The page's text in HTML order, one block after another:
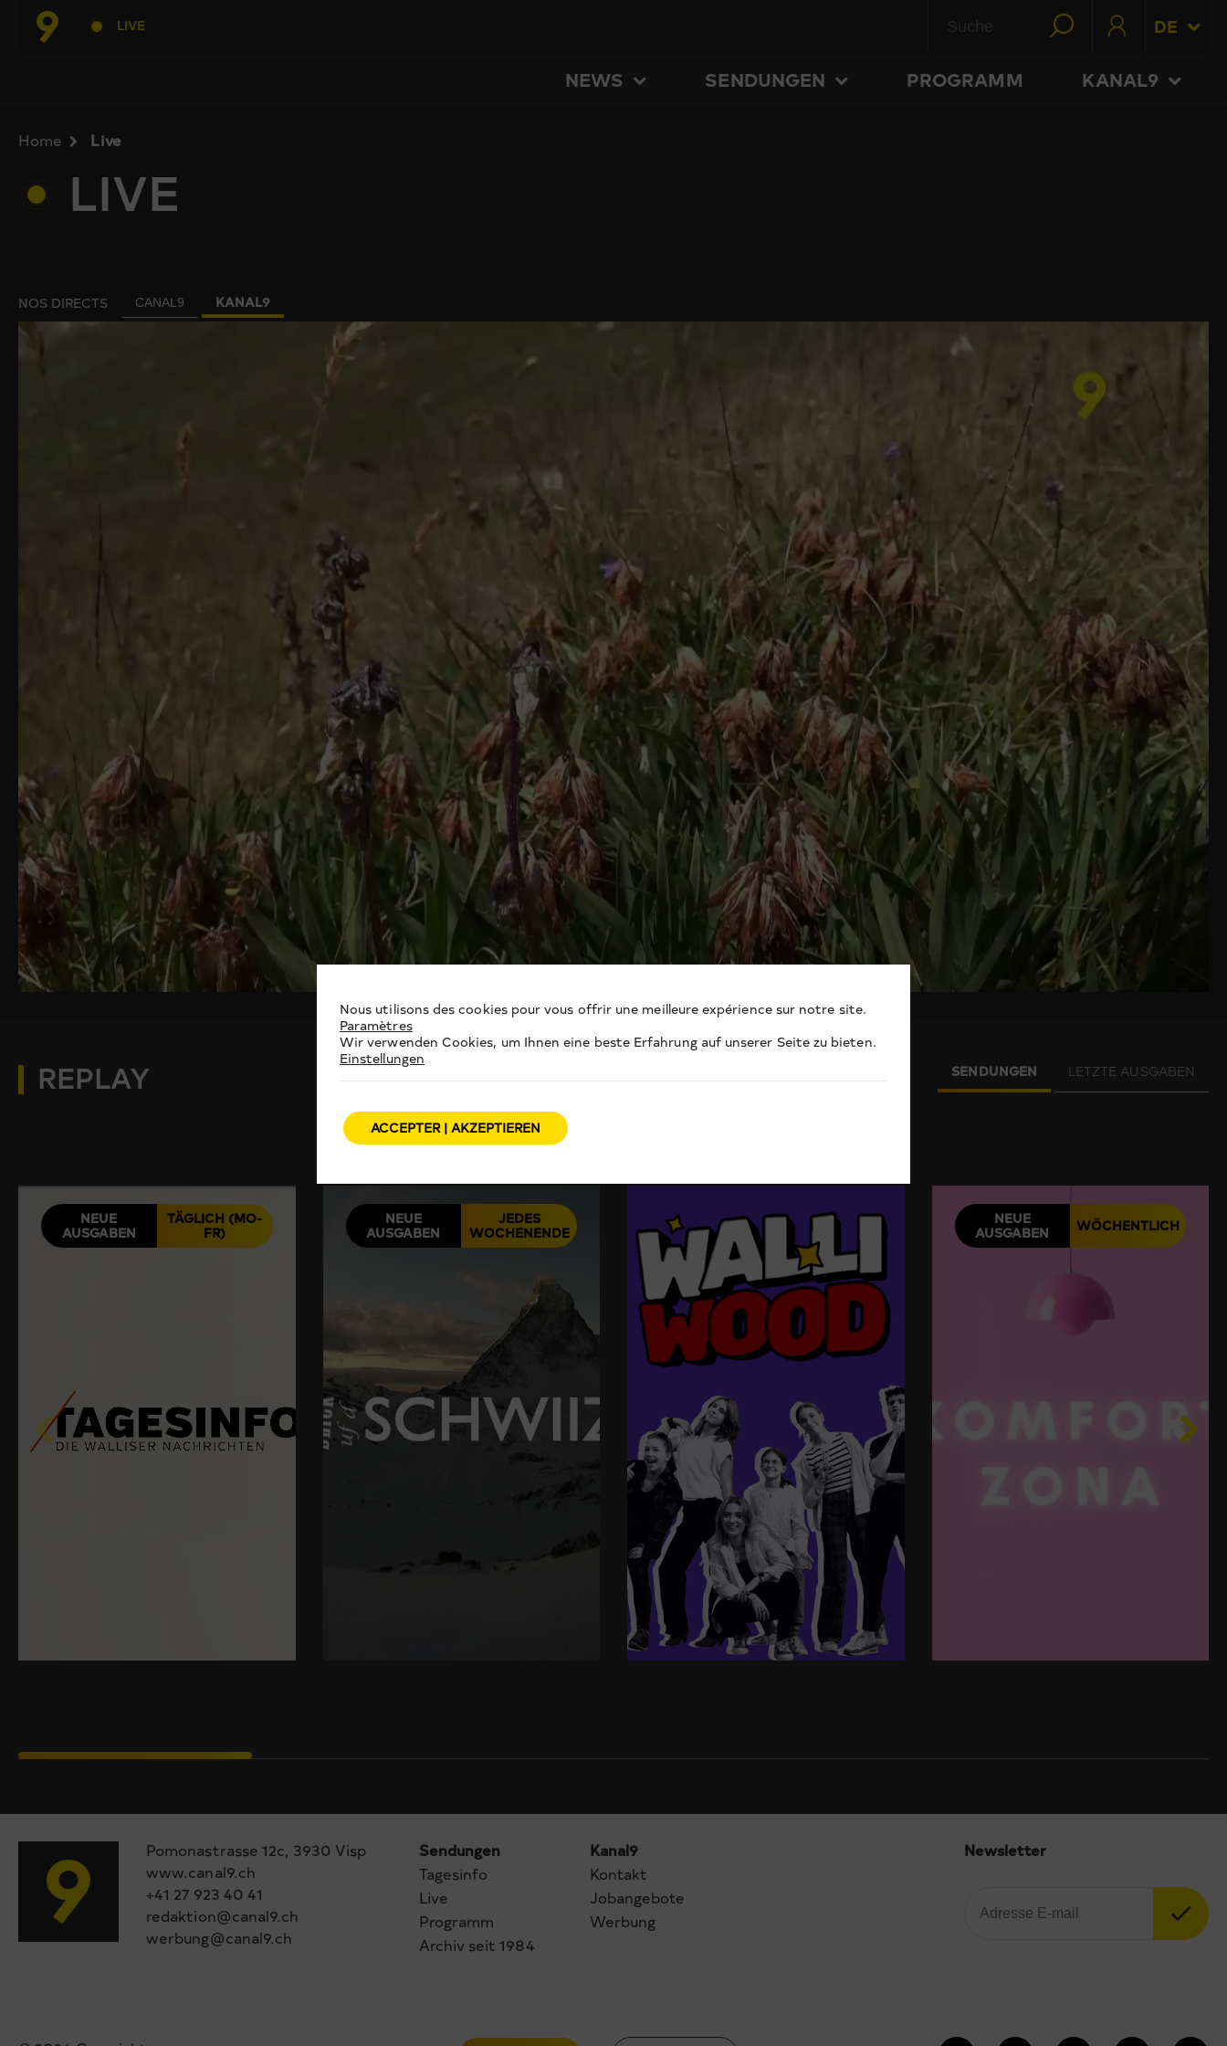
LIVE DE
NEWS SENDUNGEN PROGRAMM KANAL9
Home Live
LIVE
NOS DIRECTS
REPLAY SENDUNGEN LETZTE AUSGABEN
NEUE
AUSGABEN
TÄGLICH (MO-
FR)
NEUE
AUSGABEN
JEDES
WOCHENENDE
NEUE
AUSGABEN
WÖCHENTLICH
Pomonastrasse 12c, 3930 Visp
www.canal9.ch
+41 27 923 40 41
redaktion@canal9.ch
werbung@canal9.ch
Sendungen
Tagesinfo
Live
Programm
Archiv seit 1984
Kanal9
Kontakt
Jobangebote
Werbung
Newsletter
Nous utilisons des cookies pour vous offrir une meilleure expérience sur notre site.
Paramètres
Wir verwenden Cookies, um Ihnen eine beste Erfahrung auf unserer Seite zu bieten.
Einstellungen
ACCEPTER | AKZEPTIEREN